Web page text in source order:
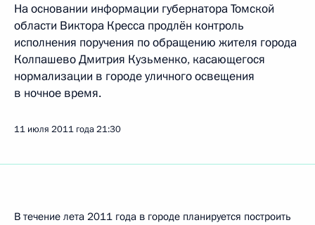
На основании информации губернатора Томской
области Виктора Кресса продлён контроль
исполнения поручения по обращению жителя города
Колпашево Дмитрия Кузьменко, касающегося
нормализации в городе уличного освещения
в ночное время.
11 июля 2011 года21:30
В течение лета 2011 года в городе планируется построить